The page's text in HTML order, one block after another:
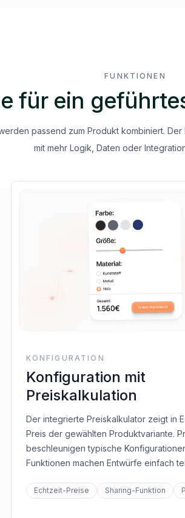
FUNKTIONEN
für ein
passend zum Produkt kombiniert.
mit mehr Logik, Daten oder
KONFIGURATION
Konfiguration mit
Preiskalkulation
Der integrierte Preiskalkulator zeigt in
Preis der gewählten Produktvariante.
beschleunigen typische
Funktionen machen Entwürfe einfach
Echtzeit-Preise Sharing-Funktion